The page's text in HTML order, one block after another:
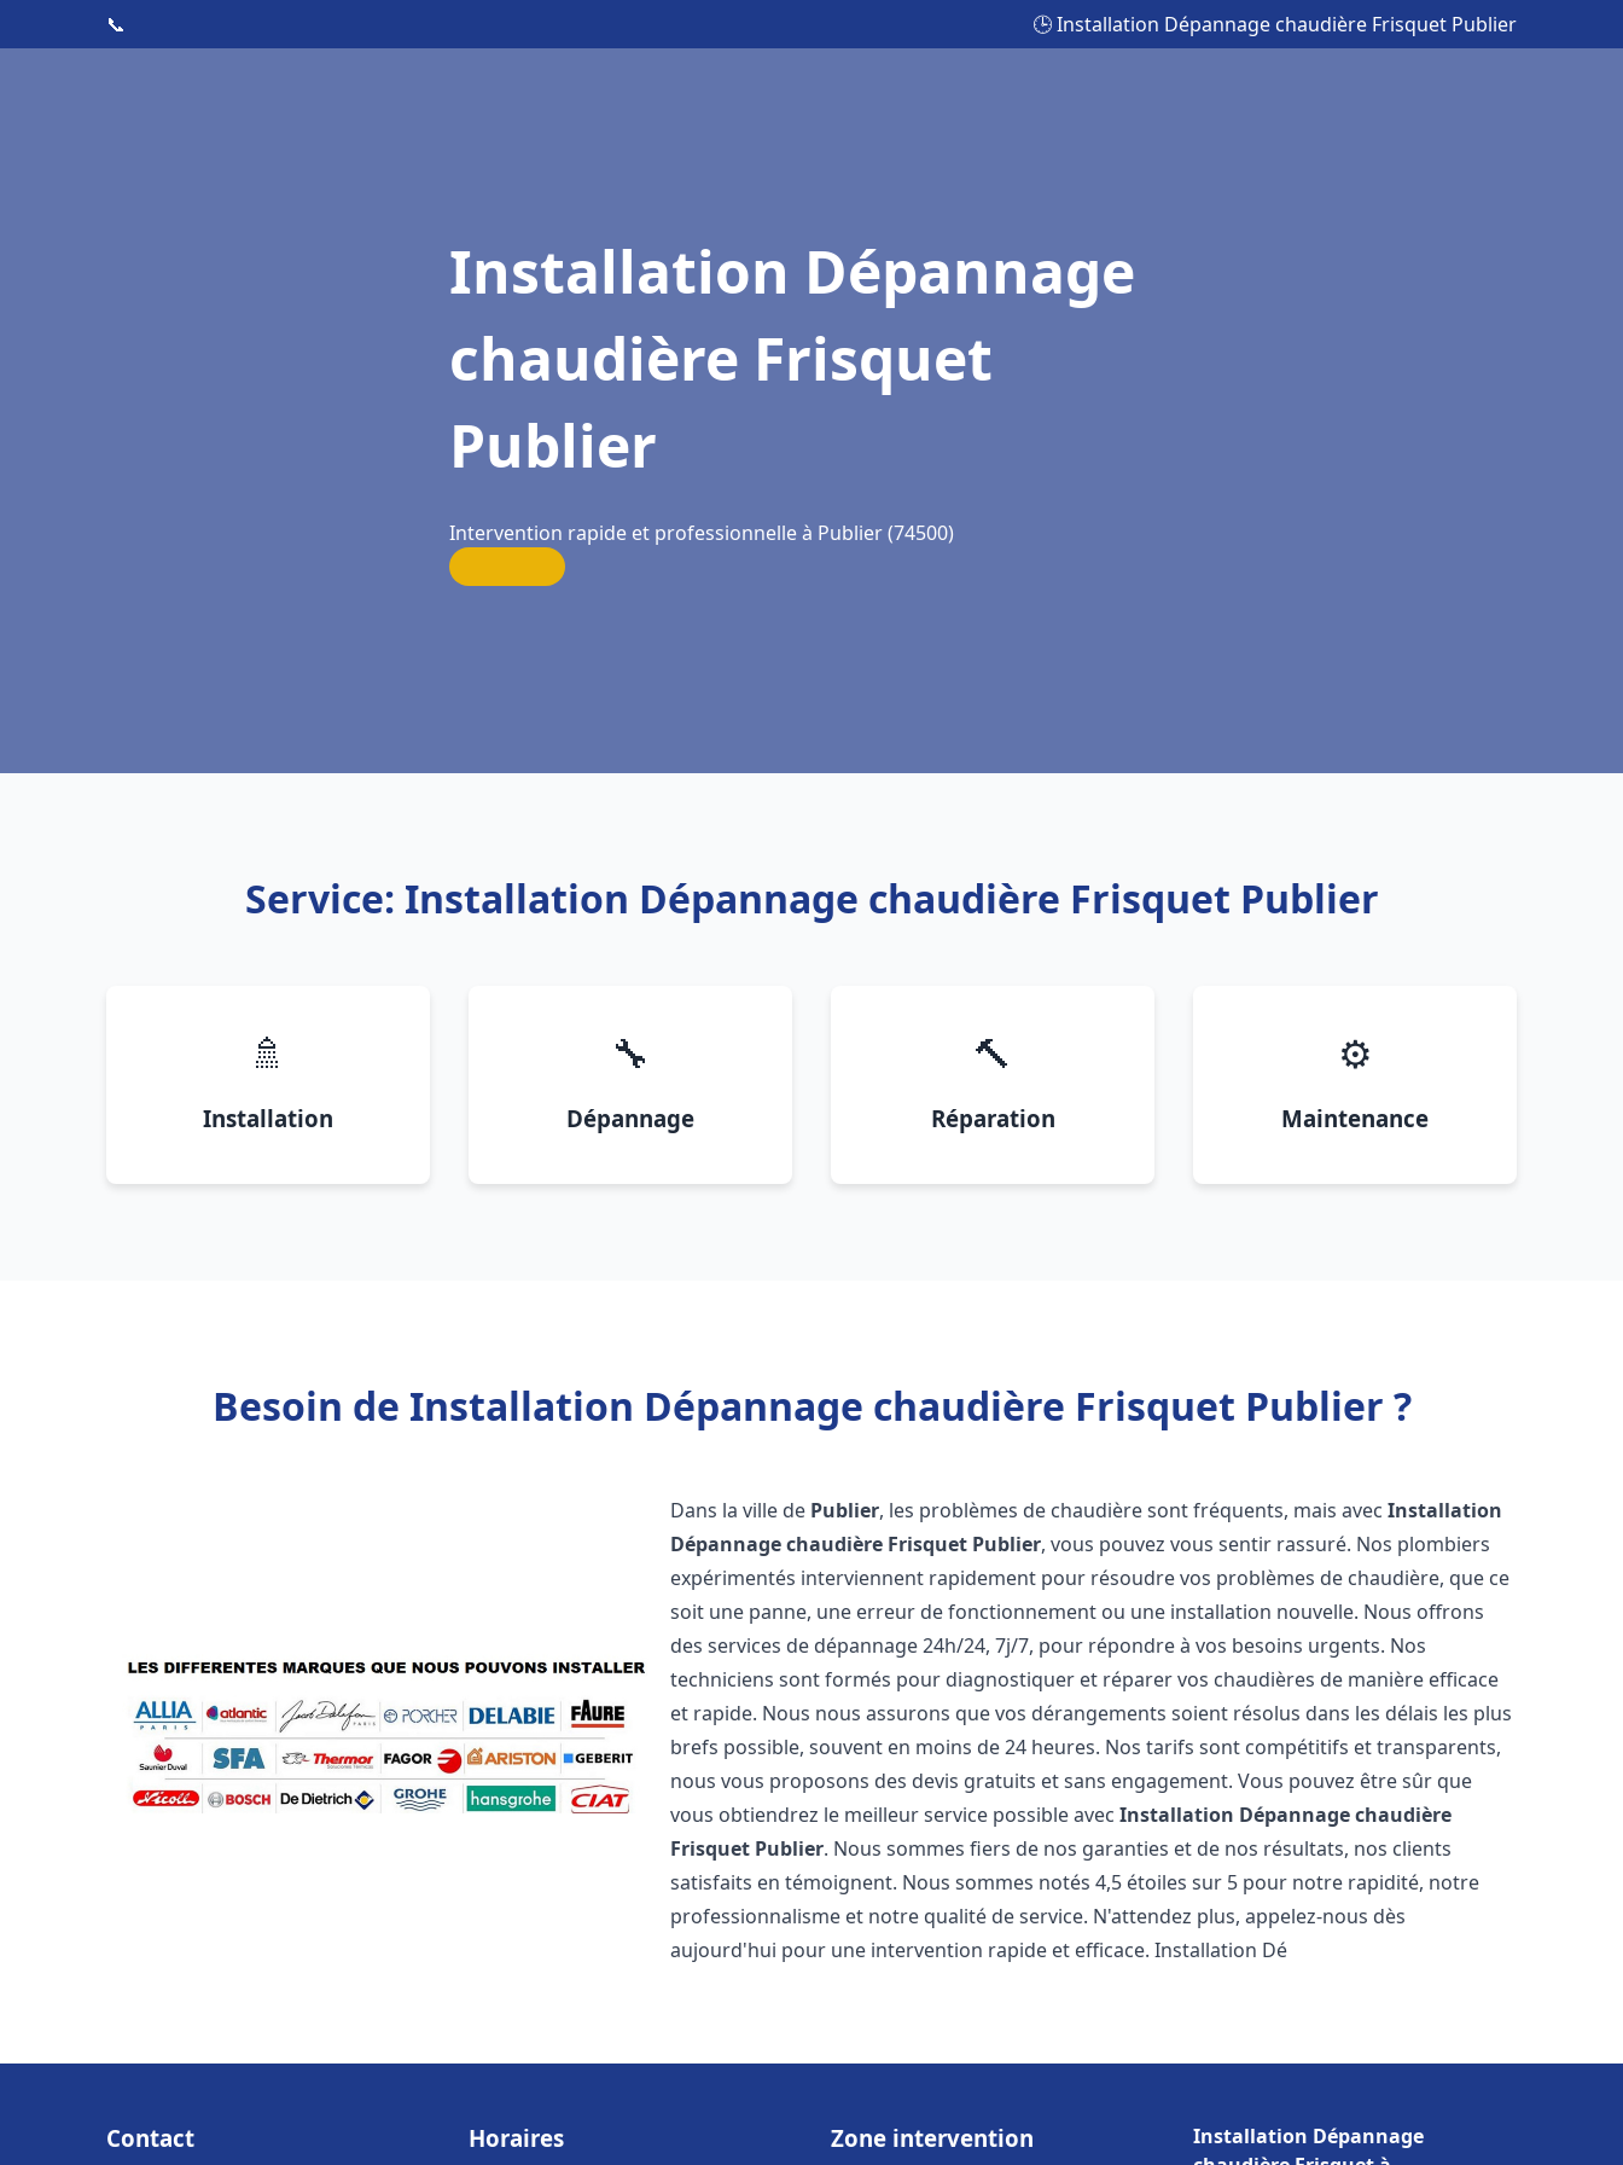
📞 🕒 Installation Dépannage chaudière Frisquet Publier
Installation Dépannage
chaudière Frisquet
Publier
Intervention rapide et professionnelle à Publier (74500)
Service: Installation Dépannage chaudière Frisquet Publier
🚿
Installation
🔧
Dépannage
🔨
Réparation
⚙️
Maintenance
Besoin de Installation Dépannage chaudière Frisquet Publier ?
Dans la ville de Publier, les problèmes de chaudière sont fréquents, mais avecInstallation
Dépannage chaudière Frisquet Publier, vous pouvez vous sentir rassuré. Nos plombiers
expérimentés interviennent rapidement pour résoudre vos problèmes de chaudière, que ce
soit une panne, une erreur de fonctionnement ou une installation nouvelle. Nous offrons
des services de dépannage 24h/24, 7j/7, pour répondre à vos besoins urgents. Nos
techniciens sont formés pour diagnostiquer et réparer vos chaudières de manière efficace
et rapide. Nous nous assurons que vos dérangements soient résolus dans les délais les plus
brefs possible, souvent en moins de 24 heures. Nos tarifs sont compétitifs et transparents,
nous vous proposons des devis gratuits et sans engagement. Vous pouvez être sûr que
vous obtiendrez le meilleur service possible avecInstallation Dépannage chaudière
Frisquet Publier. Nous sommes fiers de nos garanties et de nos résultats, nos clients
satisfaits en témoignent. Nous sommes notés 4,5 étoiles sur 5 pour notre rapidité, notre
professionnalisme et notre qualité de service. N'attendez plus, appelez-nous dès
aujourd'hui pour une intervention rapide et efficace. Installation Dé
Contact Horaires Zone intervention
Installation Dépannage